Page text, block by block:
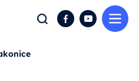
Hledat FacebookYouTube